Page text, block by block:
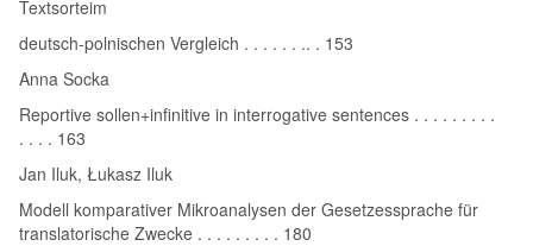
Textsorteim
deutsch-polnischen Vergleich . . . . . . .. . 153
Anna Socka
Reportive sollen+infinitive in interrogative sentences . . . . . . . . .
. . . . 163
Jan Iluk, Łukasz Iluk
Modell komparativer Mikroanalysen der Gesetzessprache für
translatorische Zwecke . . . . . . . . . 180